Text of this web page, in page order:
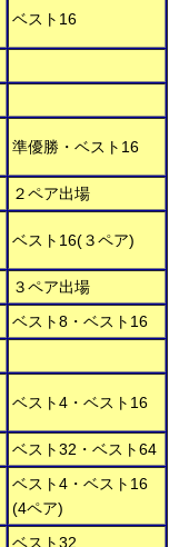
ベスト16
準優勝・ベスト16
２ペア出場
ベスト16(３ペア)
３ペア出場
ベスト8・ベスト16
ベスト4・ベスト16
ベスト32・ベスト64
ベスト4・ベスト16
(4ペア)
ベスト32